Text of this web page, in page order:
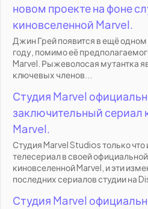
новом проекте на фоне
киновселенной Marvel.
Джин Грей появится в ещё
году, помимо её
Marvel. Рыжеволосая мутантка
ключевых членов...
Студия Marvel
заключительный сериал
Marvel.
Студия Marvel Studios только
телесериал в своей
киновселенной Marvel, и эти
последних сериалов студии на
Студия Marvel